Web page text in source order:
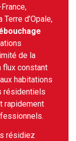
d’Opale,
de la
flux constant
habitations
résidentiels
rapidement
résidiez